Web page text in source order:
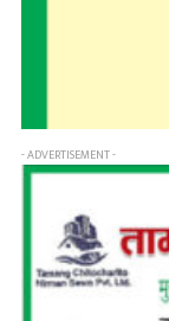
- ADVERTISEMENT -